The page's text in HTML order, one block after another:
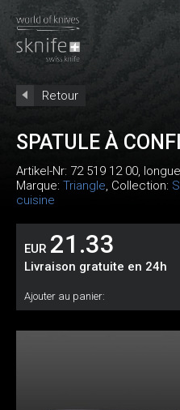
Retour
SPATULE À
Artikel-Nr: 72 519 12 00,
Marque: Triangle, Collection:
cuisine
EUR 21.33
Livraison gratuite en 24h
Ajouter au panier: